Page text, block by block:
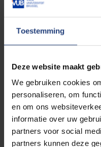
Toestemming
Deze website maakt
We gebruiken cookies
personaliseren, om
en om ons
informatie over uw
partners voor social
partners kunnen deze
Wetenschap en
"Wees grondig
wetenschapsprijs
Liebaers–Van
Lees meer